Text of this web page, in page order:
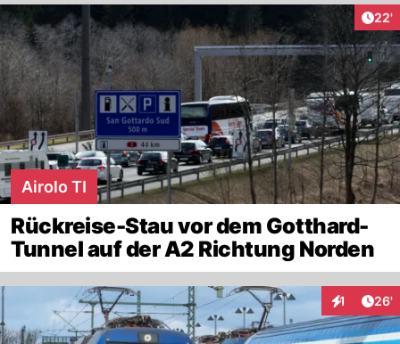
22'
Airolo TI
Rückreise-Stau vor dem Gotthard-
Tunnel auf der A2 Richtung Norden
1 26'